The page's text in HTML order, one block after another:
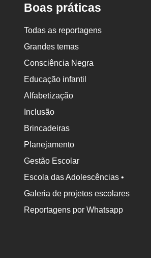
Boas práticas
Todas as reportagens
Grandes temas
Consciência Negra
Educação infantil
Alfabetização
Inclusão
Brincadeiras
Planejamento
Gestão Escolar
Escola das Adolescências •
Galeria de projetos escolares
Reportagens por Whatsapp